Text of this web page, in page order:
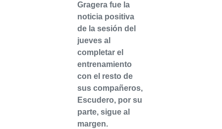
Gragera fue la
noticia positiva
de la sesión del
jueves al
completar el
entrenamiento
con el resto de
sus compañeros,
Escudero, por su
parte, sigue al
margen.